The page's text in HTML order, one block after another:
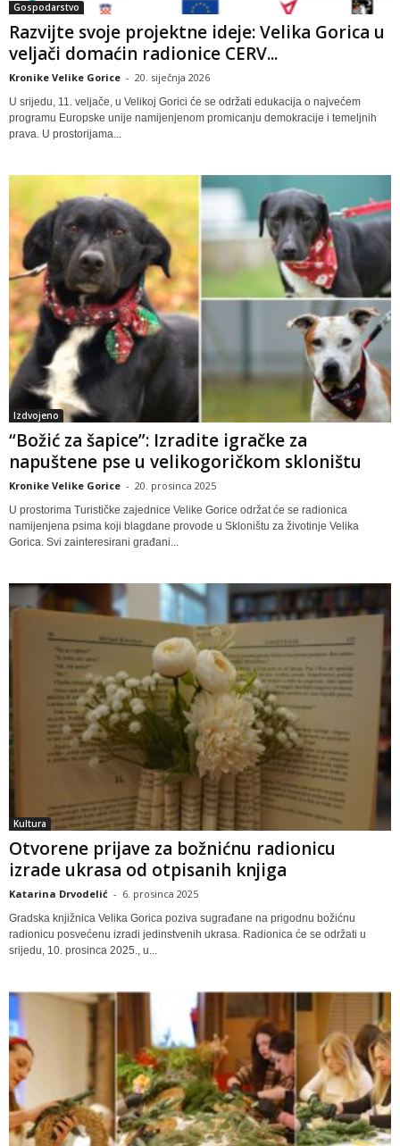
Gospodarstvo
Razvijte svoje projektne ideje: Velika Gorica u
veljači domaćin radionice CERV...
Kronike Velike Gorice - 20. siječnja 2026
U srijedu, 11. veljače, u Velikoj Gorici će se održati edukacija o najvećem
programu Europske unije namijenjenom promicanju demokracije i temeljnih
prava. U prostorijama...
Izdvojeno
“Božić za šapice”: Izradite igračke za
napuštene pse u velikogoričkom skloništu
Kronike Velike Gorice - 20. prosinca 2025
U prostorima Turističke zajednice Velike Gorice održat će se radionica
namijenjena psima koji blagdane provode u Skloništu za životinje Velika
Gorica. Svi zainteresirani građani...
Kultura
Otvorene prijave za božnićnu radionicu
izrade ukrasa od otpisanih knjiga
Katarina Drvodelić - 6. prosinca 2025
Gradska knjižnica Velika Gorica poziva sugrađane na prigodnu božićnu
radionicu posvećenu izradi jedinstvenih ukrasa. Radionica će se održati u
srijedu, 10. prosinca 2025., u...